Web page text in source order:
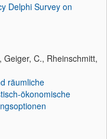
Delphi Survey on
Geiger, C., Rheinschmitt,
räumliche
ökonomische